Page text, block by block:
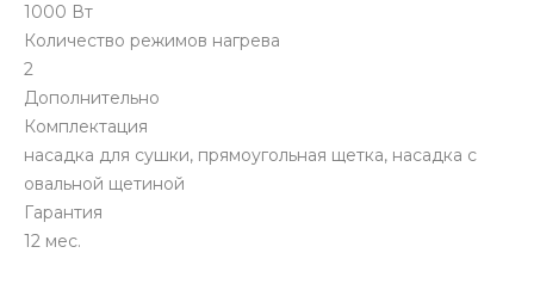
1000 Вт
Количество режимов нагрева
2
Дополнительно
Комплектация
насадка для сушки, прямоугольная щетка, насадка с
овальной щетиной
Гарантия
12 мес.